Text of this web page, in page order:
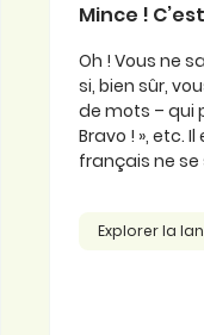
Mince !
Oh ! Vous ne
si, bien sûr,
de mots – qui
Bravo ! », etc.
français ne se
Explorer la